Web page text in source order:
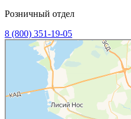
Розничный отдел
8 (800) 351-19-05